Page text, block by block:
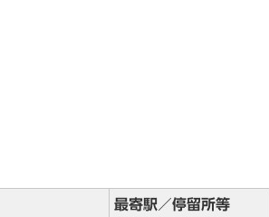
最寄駅／停留所等